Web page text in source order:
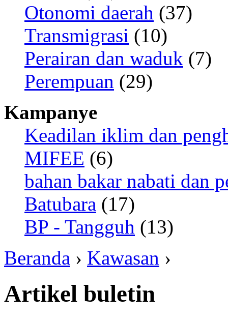
Otonomi daerah (37)
Transmigrasi (10)
Perairan dan waduk (7)
Perempuan (29)
Kampanye
Keadilan iklim dan
MIFEE (6)
bahan bakar nabati dan
Batubara (17)
BP - Tangguh (13)
Beranda › Kawasan ›
Artikel buletin